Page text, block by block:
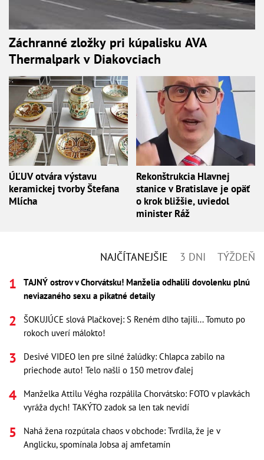
Záchranné zložky pri kúpalisku AVA
Thermalpark v Diakovciach
ÚĽUV otvára výstavu
keramickej tvorby Štefana
Mlícha
Rekonštrukcia Hlavnej
stanice v Bratislave je opäť
o krok bližšie, uviedol
minister Ráž
NAJČÍTANEJŠIE 3 DNI TÝŽDEŇ
TAJNÝ ostrov v Chorvátsku! Manželia odhalili dovolenku plnú
neviazaného sexu a pikatné detaily
ŠOKUJÚCE slová Plačkovej: S Reném dlho tajili... Tomuto po
rokoch uverí málokto!
Desivé VIDEO len pre silné žalúdky: Chlapca zabilo na
priechode auto! Telo našli o 150 metrov ďalej
Manželka Attilu Végha rozpálila Chorvátsko: FOTO v plavkách
vyráža dych! TAKÝTO zadok sa len tak nevidí
Nahá žena rozpútala chaos v obchode: Tvrdila, že je v
Anglicku, spomínala Jobsa aj amfetamín